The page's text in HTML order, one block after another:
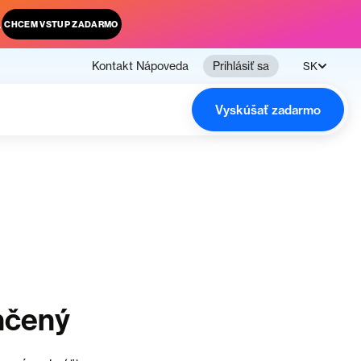
CHCEM VSTUP ZADARMO
Kontakt Nápoveda Prihlásiť sa SK
Vyskúšať zadarmo